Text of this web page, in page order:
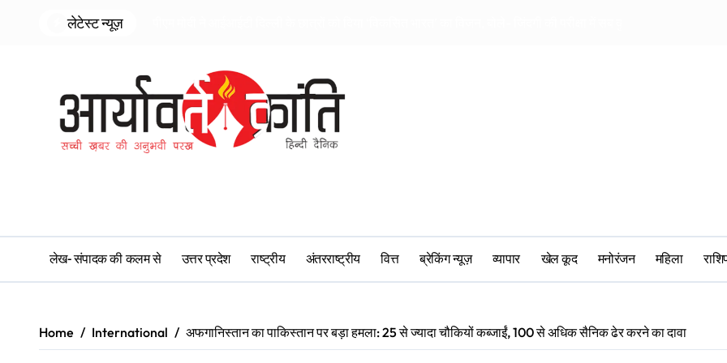
लेटेस्ट न्यूज़
लेख- संपादक की कलम से उत्तर प्रदेश राष्ट्रीय अंतरराष्ट्रीय वित्त ब्रेकिंग न्यूज़ व्यापार खेल कूद मनोरंजन महिला
Home International अफगानिस्तान का पाकिस्तान पर बड़ा हमला: 25 से ज्यादा चौकियों कब्जाईं, 100 से अधिक सैनिक ढेर करने का दावा